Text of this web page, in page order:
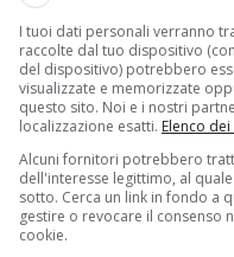
Secondo quanto
Pare che non
I tuoi dati personali verranno
raccolte dal tuo dispositivo
del dispositivo) potrebbero
visualizzate e memorizzate
questo sito. Noi e i nostri
localizzazione esatti. Elenco
Alcuni fornitori potrebbero
dell'interesse legittimo, al
sotto. Cerca un link in fondo a
gestire o revocare il consenso
cookie.